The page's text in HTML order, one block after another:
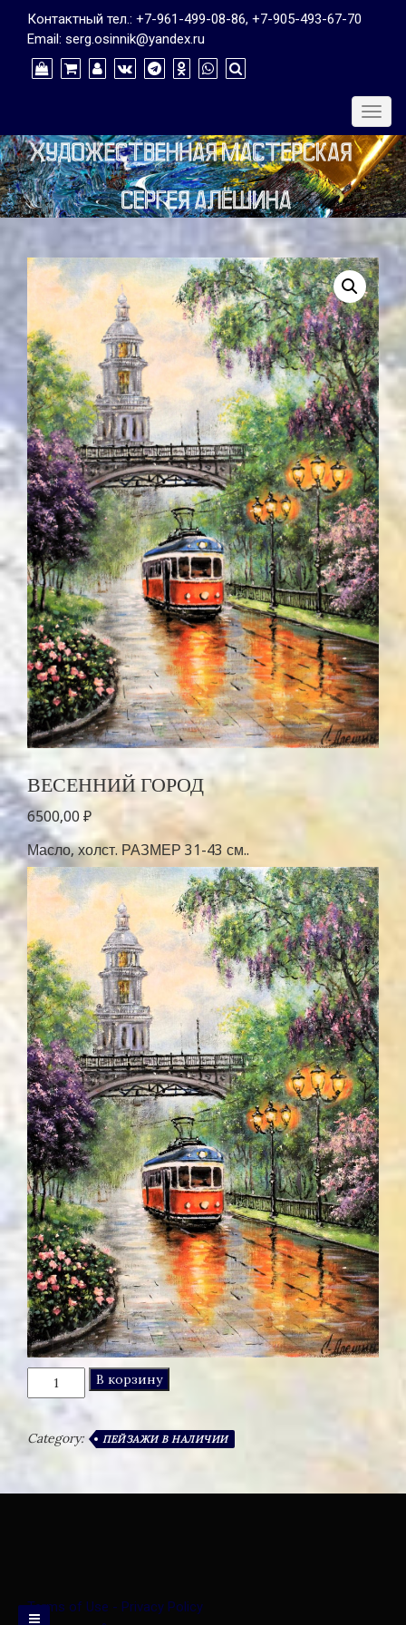
Контактный тел.: +7-961-499-08-86, +7-905-493-67-70
Email: serg.osinnik@yandex.ru
ВЕСЕННИЙ ГОРОД
6500,00 ₽
Масло, холст. РАЗМЕР 31-43 см..
Количество
товара
ВЕСЕННИЙ
ГОРОД
В корзину
Category: ПЕЙЗАЖИ В НАЛИЧИИ
Terms of Use - Privacy Policy